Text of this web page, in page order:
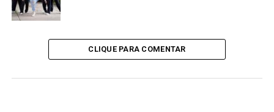
CLIQUE PARA COMENTAR